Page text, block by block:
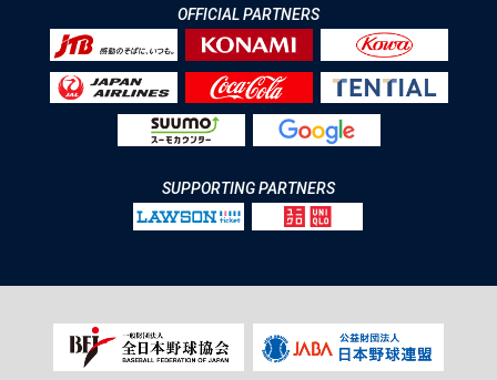
OFFICIAL PARTNERS
SUPPORTING PARTNERS